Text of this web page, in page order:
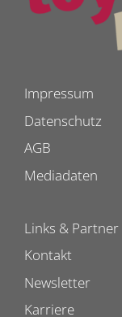
Impressum
Datenschutz
AGB
Mediadaten
Links & Partner
Kontakt
Newsletter
Karriere